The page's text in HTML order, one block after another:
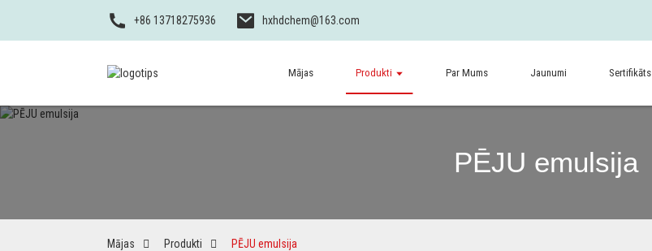
+86 13718275936 hxhdchem@163.com
Mājas Produkti Par Mums Jaunumi Sertifikāts
PĒJU emulsija
Mājas Produkti PĒJU emulsija